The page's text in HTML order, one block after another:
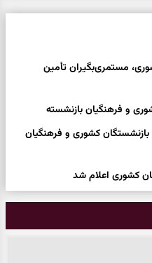
مستمری‌بگیران تأمین
و فرهنگیان بازنشسته
بازنشستگان کشوری و فرهنگیان
کشوری اعلام شد